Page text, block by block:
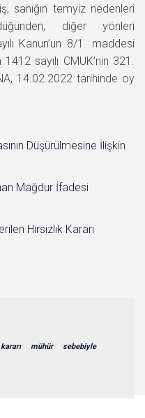
sanığın temyiz nedenleri
diğer yönleri
Kanun’un 8/1. maddesi
sayılı CMUK’nin 321.
14.02.2022 tarihinde oy
Düşürülmesine İlişkin
Mağdur İfadesi
Hırsızlık Kararı
kararı mühür sebebiyle